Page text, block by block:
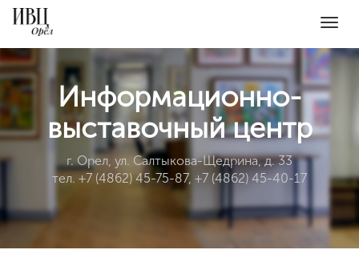
Информационно-
выставочный центр
г. Орел, ул. Салтыкова-Щедрина, д. 33
тел. +7 (4862) 45-75-87, +7 (4862) 45-40-17